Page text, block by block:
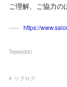
ご理解、ご協力の
https://
Topics(92)
4 リブログ